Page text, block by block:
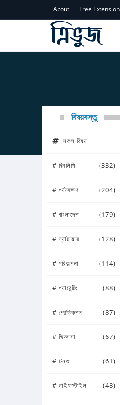
About Free Extension
বিষয়বস্তু
সকল বিষয়
# দিনলিপি (332)
# পর্যবেক্ষণ (204)
# বাংলাদেশ (179)
# স্যাটায়ার (128)
# পরিকল্পনা (114)
# প্যারেন্টিং (88)
# প্রেডিকশন (87)
# জিজ্ঞাসা (67)
# চিন্তা (61)
# লাইফস্টাইল (48)